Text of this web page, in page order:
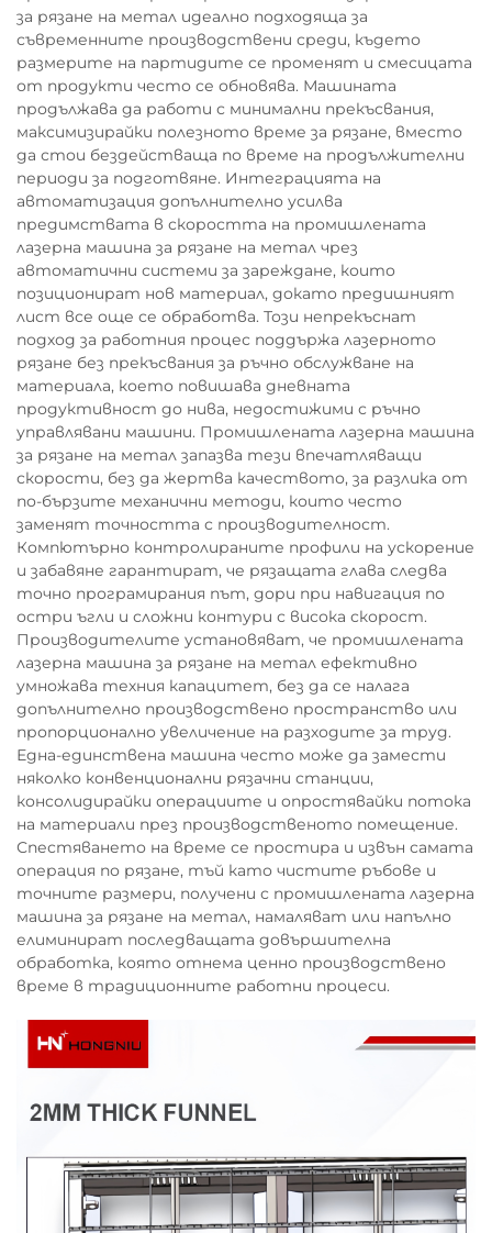
за рязане на метал идеално подходяща за
съвременните производствени среди, където
размерите на партидите се променят и смесицата
от продукти често се обновява. Машината
продължава да работи с минимални прекъсвания,
максимизирайки полезното време за рязане, вместо
да стои бездействаща по време на продължителни
периоди за подготвяне. Интеграцията на
автоматизация допълнително усилва
предимствата в скоростта на промишлената
лазерна машина за рязане на метал чрез
автоматични системи за зареждане, които
позиционират нов материал, докато предишният
лист все още се обработва. Този непрекъснат
подход за работния процес поддържа лазерното
рязане без прекъсвания за ръчно обслужване на
материала, което повишава дневната
продуктивност до нива, недостижими с ръчно
управлявани машини. Промишлената лазерна машина
за рязане на метал запазва тези впечатляващи
скорости, без да жертва качеството, за разлика от
по-бързите механични методи, които често
заменят точността с производителност.
Компютърно контролираните профили на ускорение
и забавяне гарантират, че рязащата глава следва
точно програмирания път, дори при навигация по
остри ъгли и сложни контури с висока скорост.
Производителите установяват, че промишлената
лазерна машина за рязане на метал ефективно
умножава техния капацитет, без да се налага
допълнително производствено пространство или
пропорционално увеличение на разходите за труд.
Една-единствена машина често може да замести
няколко конвенционални рязачни станции,
консолидирайки операциите и опростявайки потока
на материали през производственото помещение.
Спестяването на време се простира и извън самата
операция по рязане, тъй като чистите ръбове и
точните размери, получени с промишлената лазерна
машина за рязане на метал, намаляват или напълно
елиминират последващата довършителна
обработка, която отнема ценно производствено
време в традиционните работни процеси.